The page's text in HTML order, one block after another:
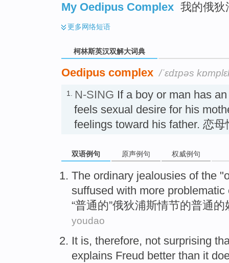
My Oedipus Complex 我的俄狄
更多网络短语
柯林斯英汉双解大词典
Oedipus complex /ˈɛdɪpəs
1. N-SING If a boy or man has
feels sexual desire for his
feelings toward his father. 恋母
双语例句 原声例句 权威例句
The ordinary jealousies of the "
suffused with more problematic
“普通的”俄狄浦斯情节的普通的
youdao
It is, therefore, not surprising
explains Freud better than it